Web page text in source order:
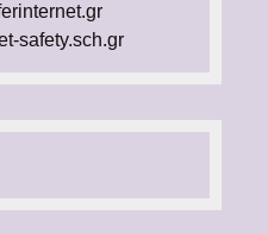
safety.sch.gr